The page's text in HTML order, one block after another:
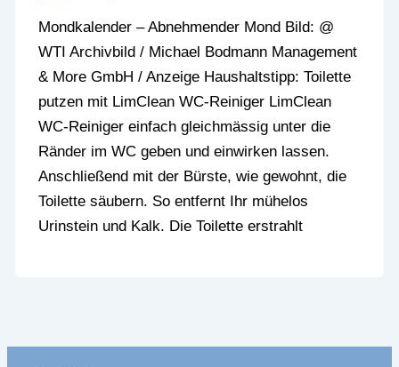
Mondkalender – Abnehmender Mond Bild: @
WTI Archivbild / Michael Bodmann Management
& More GmbH / Anzeige Haushaltstipp: Toilette
putzen mit LimClean WC-Reiniger LimClean
WC-Reiniger einfach gleichmässig unter die
Ränder im WC geben und einwirken lassen.
Anschließend mit der Bürste, wie gewohnt, die
Toilette säubern. So entfernt Ihr mühelos
Urinstein und Kalk. Die Toilette erstrahlt